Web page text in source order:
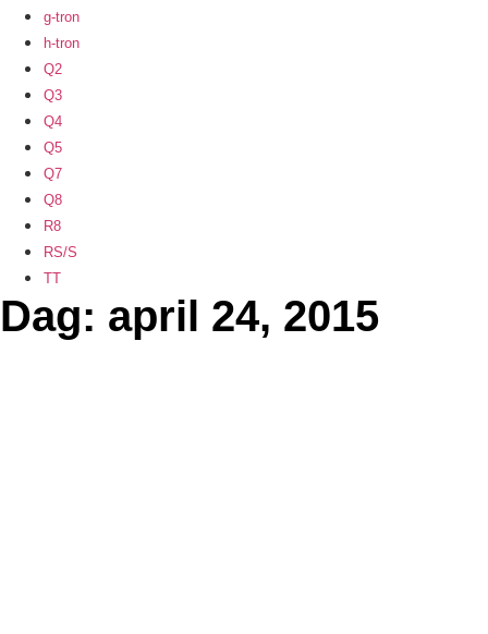
g-tron
h-tron
Q2
Q3
Q4
Q5
Q7
Q8
R8
RS/S
TT
Dag: april 24, 2015